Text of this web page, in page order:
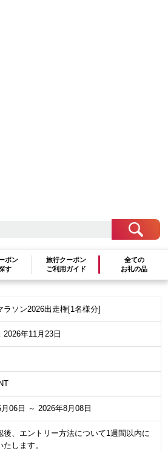
ポン
す
旅行クーポン
ご利用ガイド
全ての
お礼の品
数量：
5,000 から、1,000円単位
での寄附を受
ラソン2026出走権[1名様分]
2026年11月23日
06日 ～ 2026年8月08日
後、エントリー方法について1週間以内に
たします。